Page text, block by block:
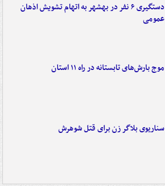
دستگیری ۶ نفر در بهشهر به اتهام تشویش اذهان
عمومی
موج بارش‌های تابستانه در راه ۱۱ استان
سناریوی بلاگر زن برای قتل شوهرش